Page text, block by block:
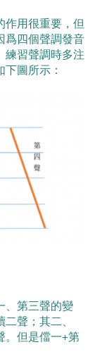
作用很重要，但
爲四個聲調發音
練習聲調時多注
圖所示：
、第三聲的變
聲；其二、
。但是儅一+第